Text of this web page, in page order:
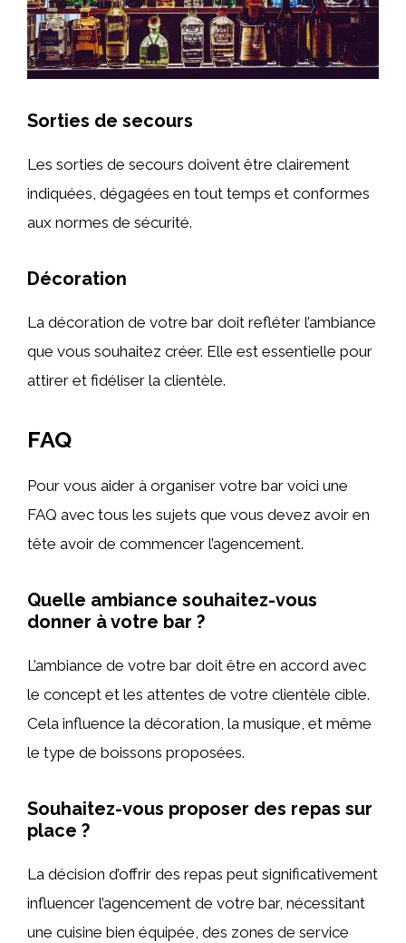
Sorties de secours
Les sorties de secours doivent être clairement
indiquées, dégagées en tout temps et conformes
aux normes de sécurité.
Décoration
La décoration de votre bar doit refléter l’ambiance
que vous souhaitez créer. Elle est essentielle pour
attirer et fidéliser la clientèle.
FAQ
Pour vous aider à organiser votre bar voici une
FAQ avec tous les sujets que vous devez avoir en
tête avoir de commencer l’agencement.
Quelle ambiance souhaitez-vous
donner à votre bar ?
L’ambiance de votre bar doit être en accord avec
le concept et les attentes de votre clientèle cible.
Cela influence la décoration, la musique, et même
le type de boissons proposées.
Souhaitez-vous proposer des repas sur
place ?
La décision d’offrir des repas peut significativement
influencer l’agencement de votre bar, nécessitant
une cuisine bien équipée, des zones de service